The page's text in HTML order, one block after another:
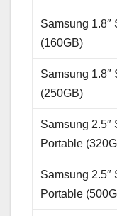
Samsung 1.8″
(160GB)
Samsung 1.8″
(250GB)
Samsung 2.5″
Portable
Samsung 2.5″
Portable